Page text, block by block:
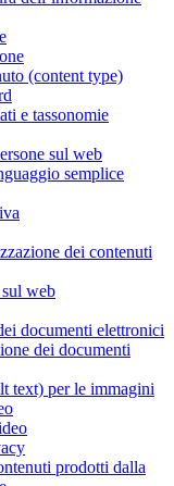
(content type)
e tassonomie
sul web
semplice
dei contenuti
web
documenti elettronici
dei documenti
text) per le immagini
prodotti dalla